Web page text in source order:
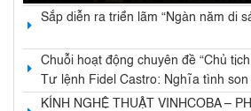
Sắp diễn ra triển lãm “Ngàn năm di
Chuỗi hoạt động chuyên đề “Chủ
Tư lệnh Fidel Castro: Nghĩa tình son
KÍNH NGHỆ THUẬT VINHCOBA –